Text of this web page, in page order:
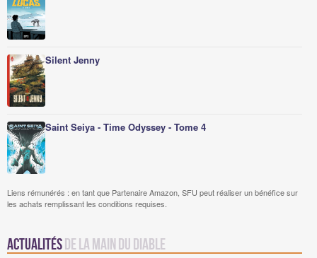
Silent Jenny
Saint Seiya - Time Odyssey - Tome 4
Liens rémunérés : en tant que Partenaire Amazon, SFU peut réaliser un bénéfice sur
les achats remplissant les conditions requises.
Actualités de La Main du Diable